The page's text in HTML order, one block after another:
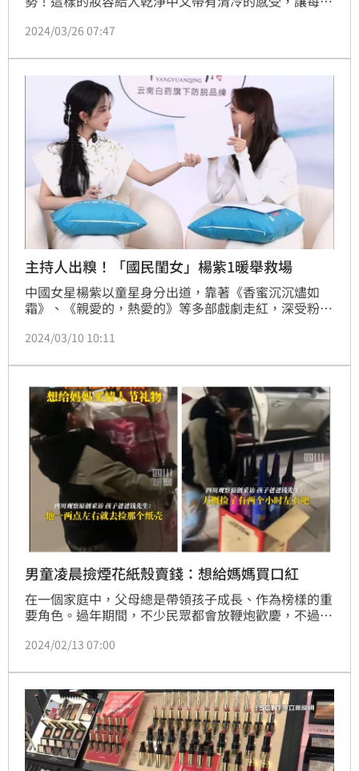
調的唇彩色系，更能輕鬆創造出這種帶有清冷、清透又
白、最具清冷感的仙女色！
2024/03/26 07:47
主持人出糗！「國民閨女」楊紫1暖舉救場
中國女星楊紫以童星身分出道，靠著《香蜜沉沉燼如
霜》、《親愛的，熱愛的》等多部戲劇走紅，深受粉絲
貼心一舉動，讓現場女主持人大讚揚紫暖心，消息曝光
2024/03/10 10:11
男童凌晨撿煙花紙殼賣錢：想給媽媽買口紅
在一個家庭中，父母總是帶領孩子成長、作為榜樣的重
要角色。過年期間，不少民眾都會放鞭炮歡慶，不過放
就有一名男孩在大年初一凌晨到街上將煙花紙殼撿起賣
議，紛紛誇讚孩子很孝順、父母教育得好。
2024/02/13 07:00